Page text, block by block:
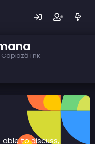
C
Copiază link
able to discuss,